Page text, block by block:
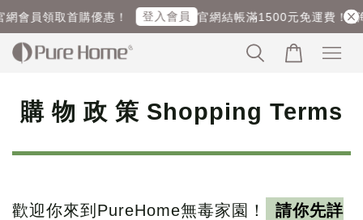
會員領取首購優惠！ 登入會員 官網結帳滿1500元免運費！ (海
購 物 政 策 Shopping Terms
歡迎你來到PureHome無毒家園！
請你先詳